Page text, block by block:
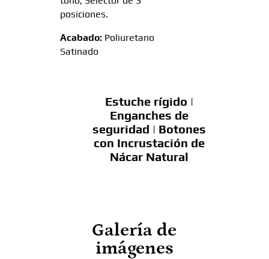
posiciones.
Acabado: Poliuretano
Satinado
Estuche rígido |
Enganches de
seguridad | Botones
con Incrustación de
Nácar Natural
Galería de
imágenes